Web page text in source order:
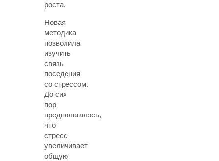
роста.
Новая
методика
позволила
изучить
связь
поседения
со стрессом.
До сих
пор
предполагалось,
что
стресс
увеличивает
общую